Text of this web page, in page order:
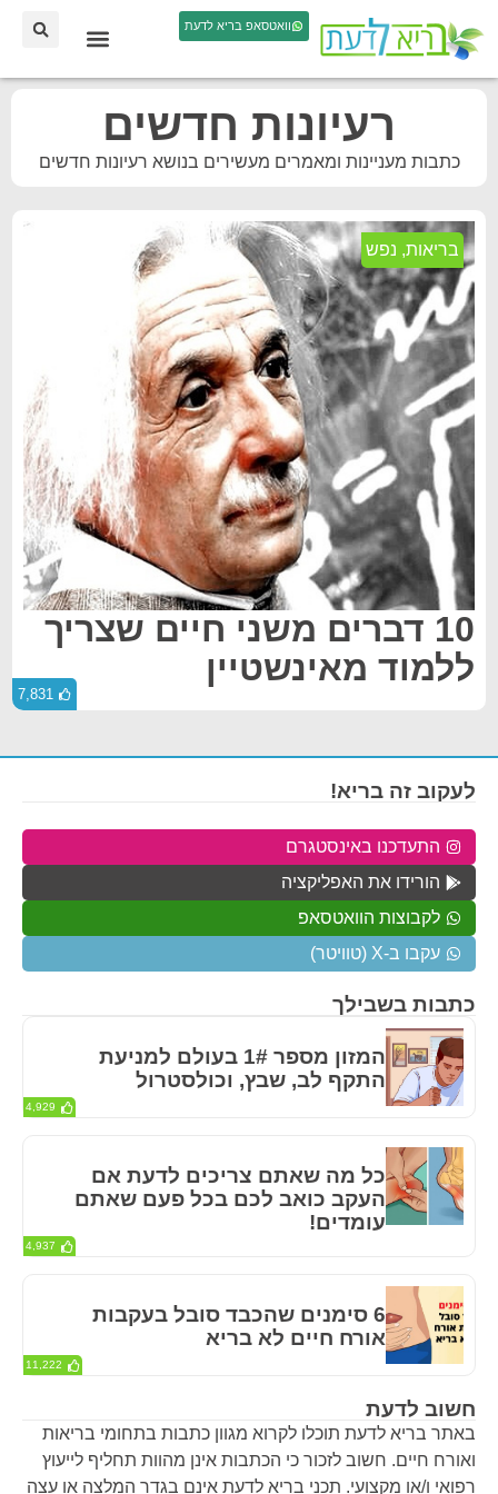
וואטסאפ בריא לדעת
רעיונות חדשים
כתבות מעניינות ומאמרים מעשירים בנושא רעיונות חדשים
בריאות, נפש
10 דברים משני חיים שצריך
ללמוד מאינשטיין
7,831
חשוב לדעת
באתר בריא לדעת תוכלו לקרוא מגוון כתבות בתחומי בריאות
ואורח חיים. חשוב לזכור כי הכתבות אינן מהוות תחליף לייעוץ
רפואי ו/או מקצועי. תכני בריא לדעת אינם בגדר המלצה או עצה
כתבות בשבילך
המזון מספר 1# בעולם למניעת
התקף לב, שבץ, וכולסטרול
4,929
כל מה שאתם צריכים לדעת אם
העקב כואב לכם בכל פעם שאתם
עומדים!
4,937
6 סימנים שהכבד סובל בעקבות
אורח חיים לא בריא
11,222
לעקוב זה בריא!
התעדכנו באינסטגרם
הורידו את האפליקציה
לקבוצות הוואטסאפ
עקבו ב-X (טוויטר)